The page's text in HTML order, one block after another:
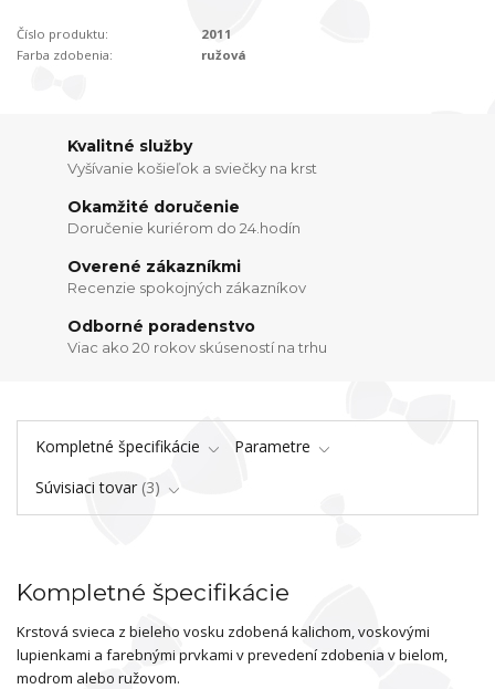
Číslo produktu:
2011
Farba zdobenia:
ružová
Kvalitné služby
Vyšívanie košieľok a sviečky na krst
Okamžité doručenie
Doručenie kuriérom do 24.hodín
Overené zákazníkmi
Recenzie spokojných zákazníkov
Odborné poradenstvo
Viac ako 20 rokov skúseností na trhu
Kompletné špecifikácie
Parametre
Súvisiaci tovar 3
Kompletné špecifikácie
Krstová svieca z bieleho vosku zdobená kalichom, voskovými
lupienkami a farebnými prvkami v prevedení zdobenia v bielom,
modrom alebo ružovom.